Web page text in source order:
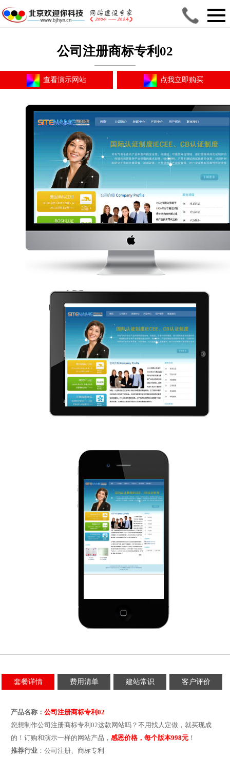
公司注册商标专利02
查看演示网站 点我立即购买
套餐详情 费用清单 建站常识 客户评价
产品名称： 公司注册商标专利02
您想制作公司注册商标专利02这款网站吗？不用找人定做，就买现成
的！订购和演示一样的网站产品， 感恩价格，每个版本998元！
推荐行业：公司注册、商标专利